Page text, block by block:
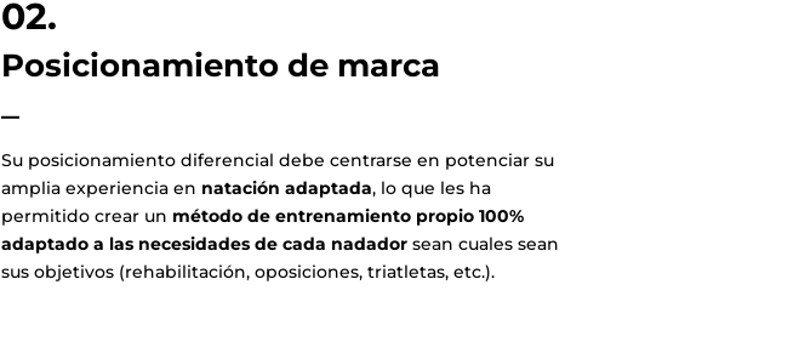
02.
Posicionamiento de marca
–
Su posicionamiento diferencial debe centrarse en potenciar su
amplia experiencia en natación adaptada, lo que les ha
permitido crear un método de entrenamiento propio 100%
adaptado a las necesidades de cada nadador sean cuales sean
sus objetivos (rehabilitación, oposiciones, triatletas, etc.).